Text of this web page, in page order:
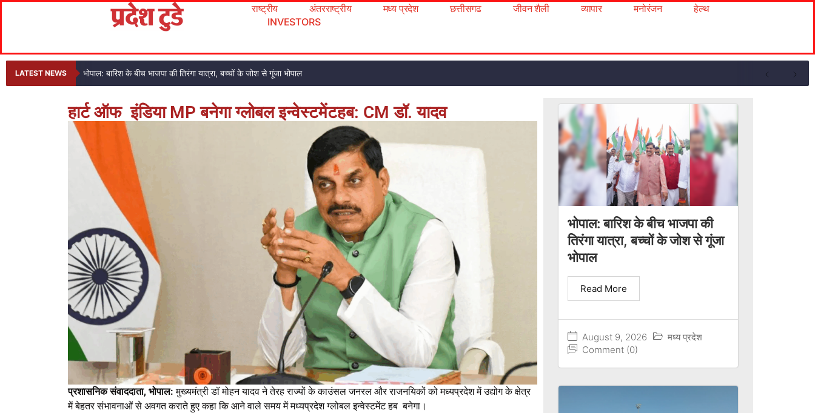
राष्ट्रीय अंतरराष्ट्रीय मध्य प्रदेश छत्तीसगढ जीवन शैली व्यापार मनोरंजन
हेल्थ
INVESTORS
LATEST NEWS भोपाल: बारिश के बीच भाजपा की तिरंगा यात्रा, बच्चों के जोश से गूंजा भोपाल
हार्ट ऑफ इंडिया MP बनेगा ग्लोबल इन्वेस्टमेंटहब: CM डॉ. यादव
प्रशासनिक संवाददाता, भोपाल: मुख्यमंत्री डॉ मोहन यादव ने तेरह राज्यों के काउंसल जनरल और राजनयिकों को मध्यप्रदेश में उद्योग के क्षेत्र
में बेहतर संभावनाओं से अवगत कराते हुए कहा कि आने वाले समय में मध्यप्रदेश ग्लोबल इन्वेस्टमेंट हब बनेगा।
भोपाल: बारिश के बीच भाजपा की
तिरंगा यात्रा, बच्चों के जोश से गूंजा
भोपाल
August 9, 2026
मध्य प्रदेश
Comment (0)
Read More